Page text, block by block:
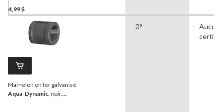
4,99 $
Mamelon en fer galvanisé
Aqua-Dynamic, noir,
0°